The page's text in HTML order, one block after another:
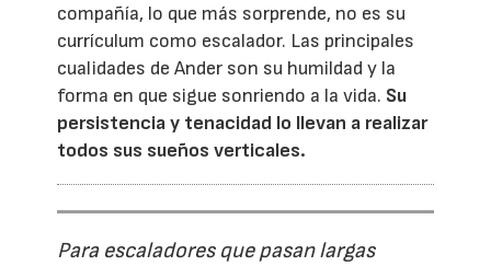
compañía, lo que más sorprende, no es su
currículum como escalador. Las principales
cualidades de Ander son su humildad y la
forma en que sigue sonriendo a la vida. Su
persistencia y tenacidad lo llevan a realizar
todos sus sueños verticales.
Para escaladores que pasan largas